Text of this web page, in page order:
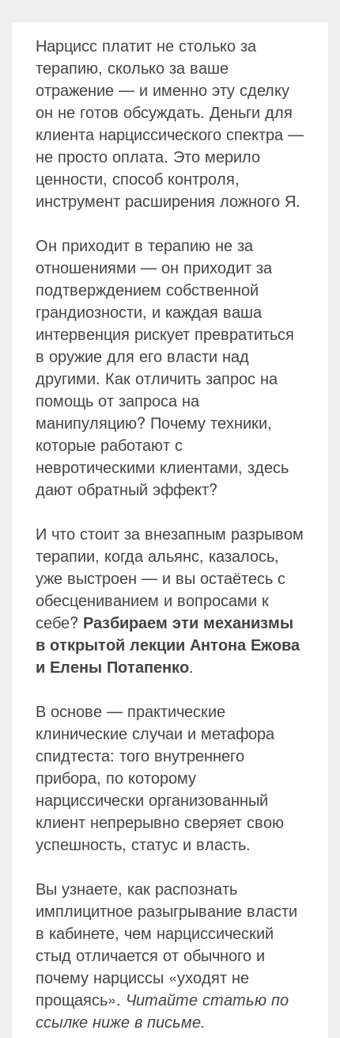
Нарцисс платит не столько за
терапию, сколько за ваше
отражение — и именно эту сделку
он не готов обсуждать. Деньги для
клиента нарциссического спектра —
не просто оплата. Это мерило
ценности, способ контроля,
инструмент расширения ложного Я.
Он приходит в терапию не за
отношениями — он приходит за
подтверждением собственной
грандиозности, и каждая ваша
интервенция рискует превратиться
в оружие для его власти над
другими. Как отличить запрос на
помощь от запроса на
манипуляцию? Почему техники,
которые работают с
невротическими клиентами, здесь
дают обратный эффект?
И что стоит за внезапным разрывом
терапии, когда альянс, казалось,
уже выстроен — и вы остаётесь с
обесцениванием и вопросами к
себе? Разбираем эти механизмы
в открытой лекции Антона Ежова
и Елены Потапенко.
В основе — практические
клинические случаи и метафора
спидтеста: того внутреннего
прибора, по которому
нарциссически организованный
клиент непрерывно сверяет свою
успешность, статус и власть.
Вы узнаете, как распознать
имплицитное разыгрывание власти
в кабинете, чем нарциссический
стыд отличается от обычного и
почему нарциссы «уходят не
прощаясь». Читайте статью по
ссылке ниже в письме.